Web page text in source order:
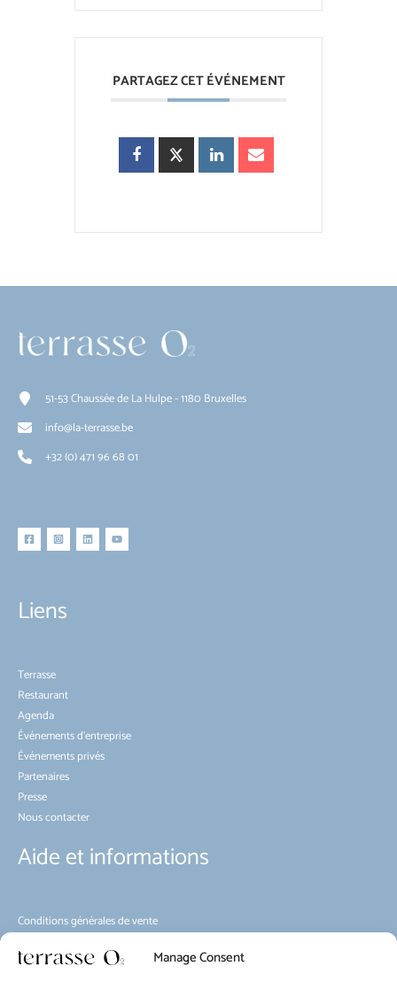
Manage Consent
PARTAGEZ CET ÉVÉNEMENT
51-53 Chaussée de La Hulpe - 1180 Bruxelles
info@la-terrasse.be
+32 (0) 471 96 68 01
Liens
Terrasse
Restaurant
Agenda
Événements d’entreprise
Événements privés
Partenaires
Presse
Nous contacter
Aide et informations
Conditions générales de vente
Règlement d’intérieur